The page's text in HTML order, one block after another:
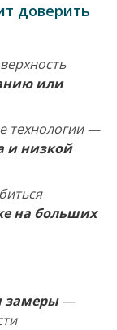
доверить
или
технологии —
и низкой
на больших
замеры—